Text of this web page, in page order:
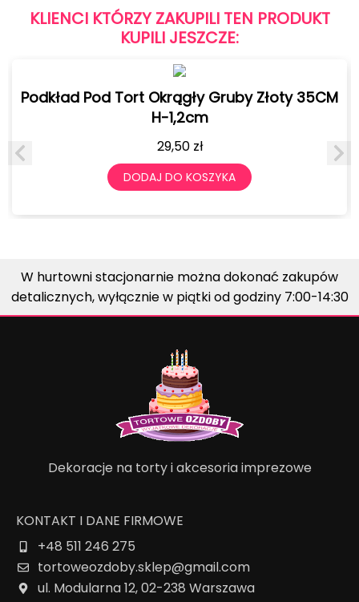
KLIENCI KTÓRZY ZAKUPILI TEN PRODUKT
KUPILI JESZCZE:
Podkład Pod Tort Okrągły Gruby Złoty 35CM
H-1,2cm
29,50 zł
DODAJ DO KOSZYKA
W hurtowni stacjonarnie można dokonać zakupów
detalicznych, wyłącznie w piątki od godziny 7:00-14:30
Dekoracje na torty i akcesoria imprezowe
KONTAKT I DANE FIRMOWE
+48 511 246 275
tortoweozdoby.sklep@gmail.com
ul. Modularna 12, 02-238 Warszawa